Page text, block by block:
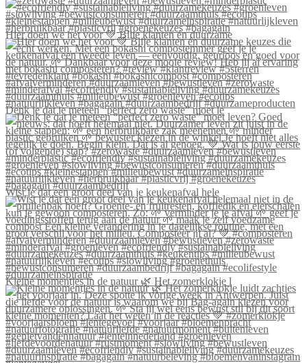
Hier doen we het voor 💚 Blije klanten én duurzame
Denk je dat je meteen “perfect zero waste” moet le
Wist je dat een groot deel van je keukenafval hele
Kleine momentjes in de natuur 🌿 Het zomerklokje l